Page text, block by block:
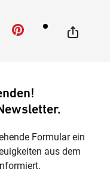
Formular ein
aus dem